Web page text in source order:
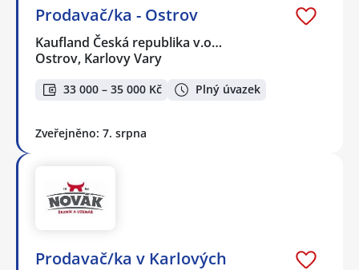
Prodavač/ka - Ostrov
Kaufland Česká republika v.o…
Ostrov, Karlovy Vary
33 000 – 35 000 Kč Plný úvazek
Zveřejněno: 7. srpna
Prodavač/ka v Karlových